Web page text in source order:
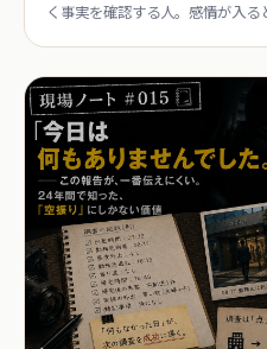
く事実を確認する人。感情が入